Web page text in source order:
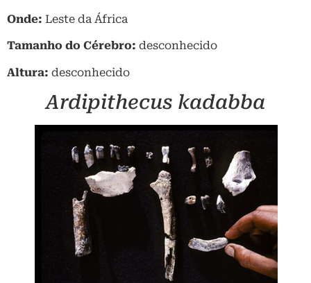
Onde: Leste da África
Tamanho do Cérebro: desconhecido
Altura: desconhecido
Ardipithecus kadabba